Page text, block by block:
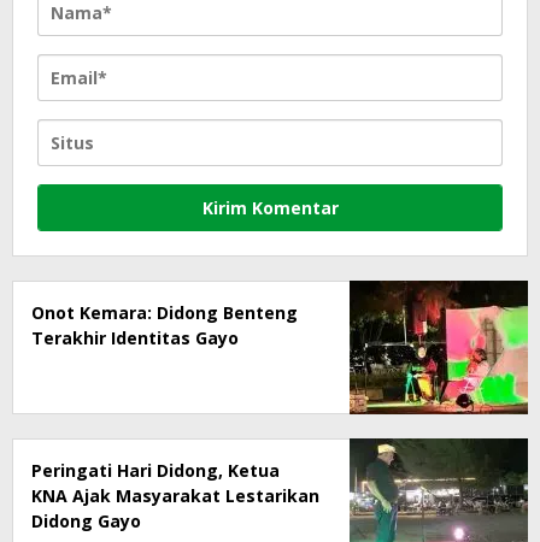
Onot Kemara: Didong Benteng
Terakhir Identitas Gayo
Peringati Hari Didong, Ketua
KNA Ajak Masyarakat Lestarikan
Didong Gayo